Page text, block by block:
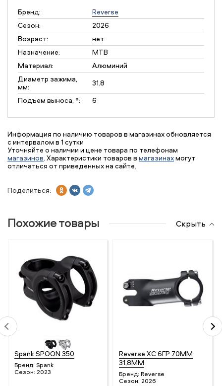
Бренд:
Reverse
Сезон:
2026
Возраст:
нет
Назначение:
MTB
Материал:
Алюминий
Диаметр зажима,
мм:
31.8
Подъем выноса, °:
6
Информация по наличию товаров в магазинах обновляется
с интервалом в 1 сутки
Уточняйте о наличии и цене товара по телефонам
магазинов. Характеристики товаров в магазинахмогут
отличаться от приведенных на сайте.
Поделиться:
Похожие товары Скрыть
Spank SPOON 350
Бренд: Spank
Сезон: 2023
Reverse XC 6ГР 70MM
31,8MM
Бренд: Reverse
Сезон: 2026